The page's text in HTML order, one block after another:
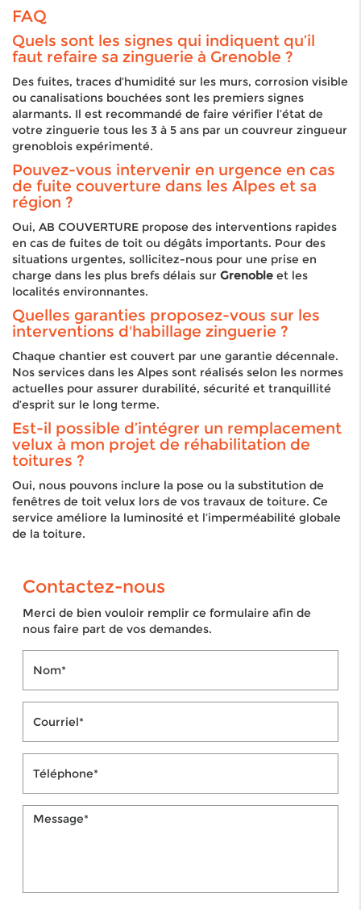
FAQ
Quels sont les signes qui indiquent qu’il
faut refaire sa zinguerie à Grenoble ?
Des fuites, traces d’humidité sur les murs, corrosion visible
ou canalisations bouchées sont les premiers signes
alarmants. Il est recommandé de faire vérifier l’état de
votre zinguerie tous les 3 à 5 ans par un couvreur zingueur
grenoblois expérimenté.
Pouvez-vous intervenir en urgence en cas
de fuite couverture dans les Alpes et sa
région ?
Oui, AB COUVERTURE propose des interventions rapides
en cas de fuites de toit ou dégâts importants. Pour des
situations urgentes, sollicitez-nous pour une prise en
charge dans les plus brefs délais sur Grenoble et les
localités environnantes.
Quelles garanties proposez-vous sur les
interventions d'habillage zinguerie ?
Chaque chantier est couvert par une garantie décennale.
Nos services dans les Alpes sont réalisés selon les normes
actuelles pour assurer durabilité, sécurité et tranquillité
d’esprit sur le long terme.
Est-il possible d’intégrer un remplacement
velux à mon projet de réhabilitation de
toitures ?
Oui, nous pouvons inclure la pose ou la substitution de
fenêtres de toit velux lors de vos travaux de toiture. Ce
service améliore la luminosité et l’imperméabilité globale
de la toiture.
Contactez-nous
Merci de bien vouloir remplir ce formulaire afin de
nous faire part de vos demandes.